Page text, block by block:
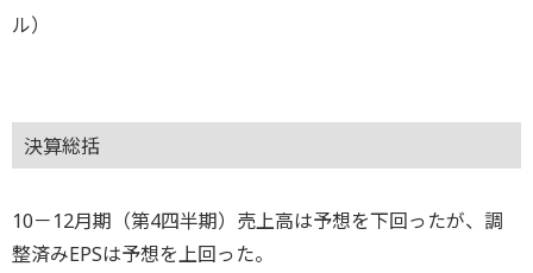
ル）
決算総括
10－12月期（第4四半期）売上高は予想を下回ったが、調
整済みEPSは予想を上回った。